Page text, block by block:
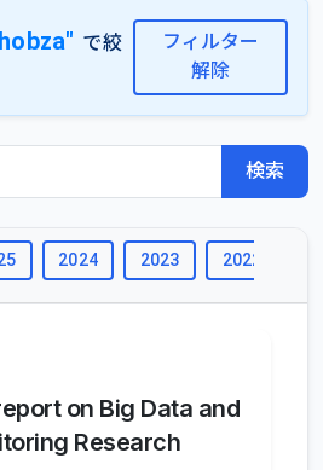
で絞
フィルター
解除
検索
2024 2023 2022
on Big Data and
Research